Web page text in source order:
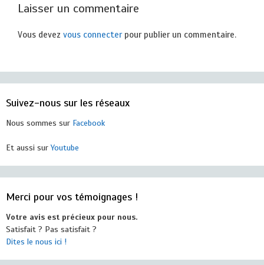
Laisser un commentaire
Vous devez vous connecterpour publier un commentaire.
Suivez-nous sur les réseaux
Nous sommes sur Facebook
Et aussi surYoutube
Merci pour vos témoignages !
Votre avis est précieux pour nous.
Satisfait ? Pas satisfait ?
Dites le nous ici !